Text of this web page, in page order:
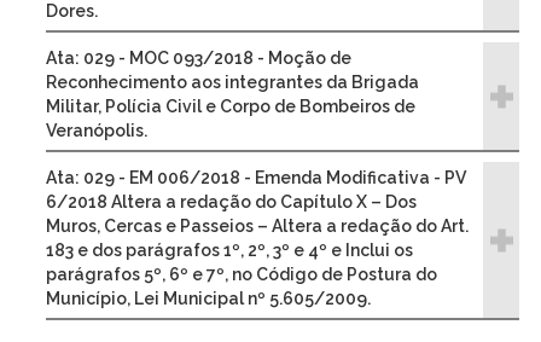
Dores.
Ata: 029 - MOC 093/2018 - Moção de
Reconhecimento aos integrantes da Brigada
Militar, Polícia Civil e Corpo de Bombeiros de
Veranópolis.
Ata: 029 - EM 006/2018 - Emenda Modificativa - PV
6/2018 Altera a redação do Capítulo X – Dos
Muros, Cercas e Passeios – Altera a redação do Art.
183 e dos parágrafos 1º, 2º, 3º e 4º e Inclui os
parágrafos 5º, 6º e 7º, no Código de Postura do
Município, Lei Municipal nº 5.605/2009.